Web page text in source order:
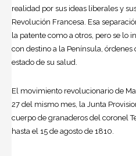
realidad por sus ideas liberales y
Revolución Francesa. Esa
la patente como a otros, pero se lo
con destino a la Península,
estado de su salud.
El movimiento revolucionario de
27 del mismo mes, la Junta
cuerpo de granaderos del coronel
hasta el 15 de agosto de 1810.